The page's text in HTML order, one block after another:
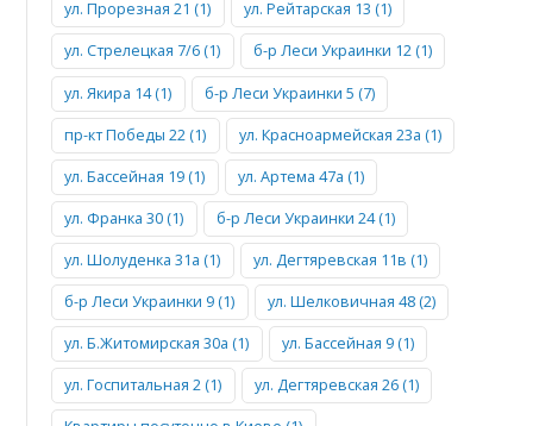
ул. Прорезная 21 (1) ул. Рейтарская 13 (1)
ул. Стрелецкая 7/6 (1) б-р Леси Украинки 12 (1)
ул. Якира 14 (1) б-р Леси Украинки 5 (7)
пр-кт Победы 22 (1) ул. Красноармейская 23а (1)
ул. Бассейная 19 (1) ул. Артема 47а (1)
ул. Франка 30 (1) б-р Леси Украинки 24 (1)
ул. Шолуденка 31а (1) ул. Дегтяревская 11в (1)
б-р Леси Украинки 9 (1) ул. Шелковичная 48 (2)
ул. Б.Житомирская 30а (1) ул. Бассейная 9 (1)
ул. Госпитальная 2 (1) ул. Дегтяревская 26 (1)